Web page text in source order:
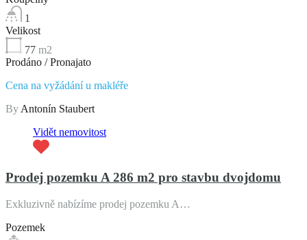
1
Velikost
77 m2
Prodáno / Pronajato
Cena na vyžádání u makléře
By Antonín Staubert
Vidět nemovitost
Prodej pozemku A 286 m2 pro stavbu dvojdomu
Exkluzivně nabízíme prodej pozemku A…
Pozemek